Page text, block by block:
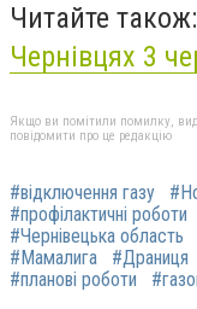
Читайте також:
Чернівцях 3
Якщо ви помітили помилку,
повідомити про це редакцію
#відключення газу
#профілактичні роботи
#Чернівецька область
#Мамалига
#Драниця
#планові роботи